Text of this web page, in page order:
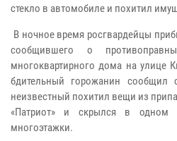
стекло в автомобиле и похитил
В ночное время росгвардейцы
сообщившего о
многоквартирного дома на улице
бдительный горожанин сообщил
неизвестный похитил вещи из
«Патриот» и скрылся в одном
многоэтажки.